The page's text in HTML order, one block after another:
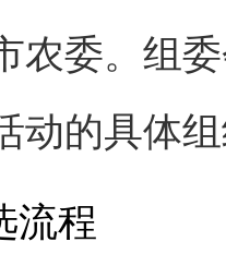
农委。组
动的具体
流程